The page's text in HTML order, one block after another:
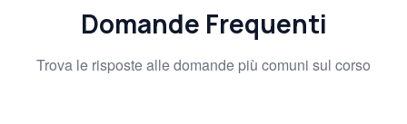
Domande Frequenti
Trova le risposte alle domande più comuni sul corso